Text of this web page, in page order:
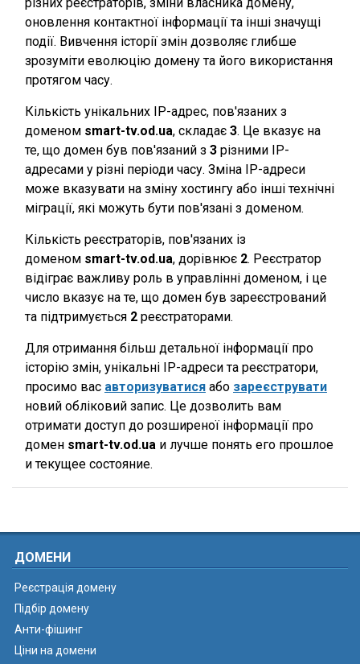
оновлення контактної інформації та інші значущі
події. Вивчення історії змін дозволяє глибше
зрозуміти еволюцію домену та його використання
протягом часу.
Кількість унікальних IP-адрес, пов'язаних з
доменом smart-tv.od.ua, складає 3. Це вказує на
те, що домен був пов'язаний з 3 різними IP-
адресами у різні періоди часу. Зміна IP-адреси
може вказувати на зміну хостингу або інші технічні
міграції, які можуть бути пов'язані з доменом.
Кількість реєстраторів, пов'язаних із
доменом smart-tv.od.ua, дорівнює 2. Реєстратор
відіграє важливу роль в управлінні доменом, і це
число вказує на те, що домен був зареєстрований
та підтримується 2 реєстраторами.
Для отримання більш детальної інформації про
історію змін, унікальні IP-адреси та реєстратори,
просимо вас авторизуватися або зареєструвати
новий обліковий запис. Це дозволить вам
отримати доступ до розширеної інформації про
домен smart-tv.od.ua и лучше понять его прошлое
и текущее состояние.
ДОМЕНИ
Реєстрація домену
Підбір домену
Анти-фішинг
Ціни на домени